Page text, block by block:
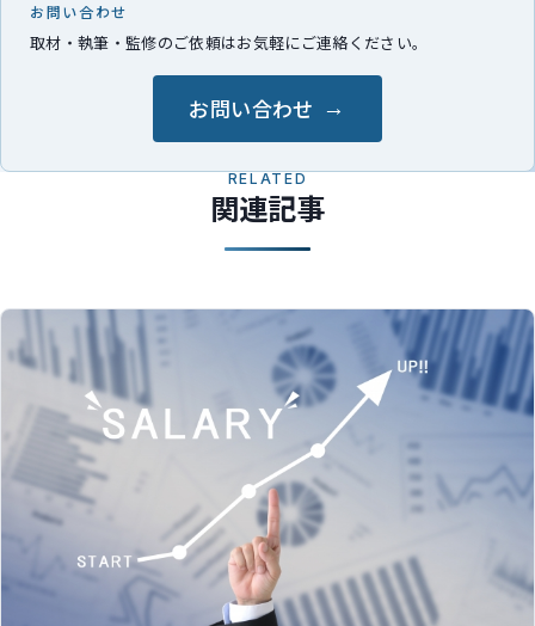
お問い合わせ
取材・執筆・監修のご依頼はお気軽にご連絡ください。
お問い合わせ
RELATED
関連記事